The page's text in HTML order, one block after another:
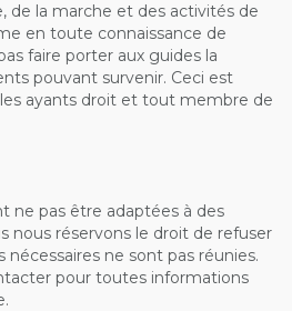
de la marche et des activités de
en toute connaissance de
faire porter aux guides la
pouvant survenir. Ceci est
ayants droit et tout membre de
ne pas être adaptées à des
nous réservons le droit de refuser
nécessaires ne sont pas réunies.
pour toutes informations